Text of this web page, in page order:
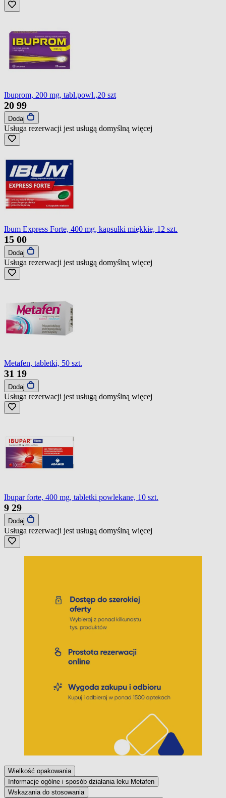
Ibuprom, 200 mg, tabl.powl.,20 szt
20 99
Dodaj
Usługa rezerwacji jest usługą domyślną więcej
Ibum Express Forte, 400 mg, kapsułki miękkie, 12 szt.
15 00
Dodaj
Usługa rezerwacji jest usługą domyślną więcej
Metafen, tabletki, 50 szt.
31 19
Dodaj
Usługa rezerwacji jest usługą domyślną więcej
Ibupar forte, 400 mg, tabletki powlekane, 10 szt.
9 29
Dodaj
Usługa rezerwacji jest usługą domyślną więcej
Wielkość opakowania
Informacje ogólne i sposób działania leku Metafen
Wskazania do stosowania